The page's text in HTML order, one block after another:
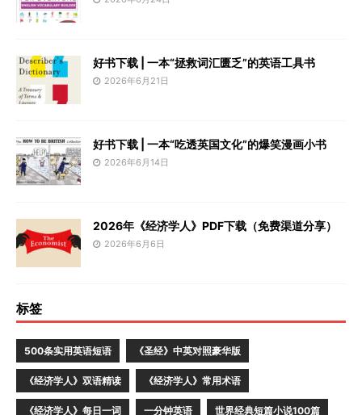
好书下载 | 一本“拯救词汇匮乏”的英语工具书
2026年6月21日
好书下载 | 一本“吃透英国文化”的爆笑漫画小书
2026年6月14日
2026年《经济学人》PDF下载（免费渠道分享）
2026年6月6日
标签
500条实用英语短语 《圣经》中英对照豪华版
《经济学人》双语精读 《经济学人》常用术语
《经济学人》每日一词 一分钟英语 世界经典短篇小说100篇